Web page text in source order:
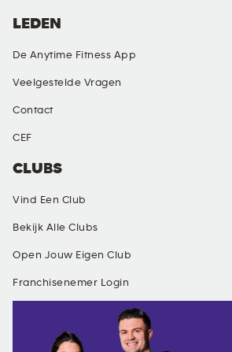
CLUBS
Vind Een Club
Bekijk Alle Clubs
Open Jouw Eigen Club
Franchisenemer Login
LEDEN
De Anytime Fitness App
Veelgestelde Vragen
Contact
CEF